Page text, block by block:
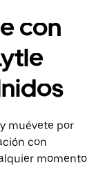
con
muévete por
con
momento